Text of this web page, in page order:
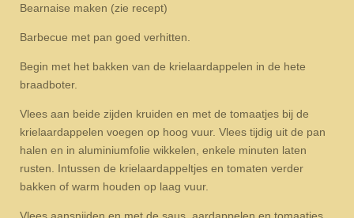
Bearnaise maken (zie recept)
Barbecue met pan goed verhitten.
Begin met het bakken van de krielaardappelen in de hete
braadboter.
Vlees aan beide zijden kruiden en met de tomaatjes bij de
krielaardappelen voegen op hoog vuur. Vlees tijdig uit de pan
halen en in aluminiumfolie wikkelen, enkele minuten laten
rusten. Intussen de krielaardappeltjes en tomaten verder
bakken of warm houden op laag vuur.